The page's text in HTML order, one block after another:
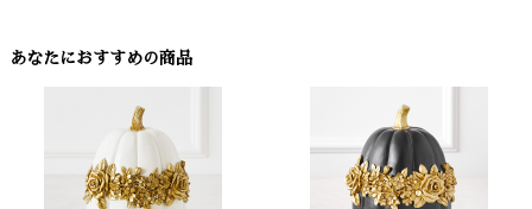
あなたにおすすめの商品